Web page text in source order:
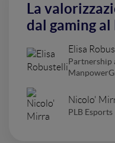
La
dal gaming
Elisa
Partnership
Nicolo'
PLB Esports